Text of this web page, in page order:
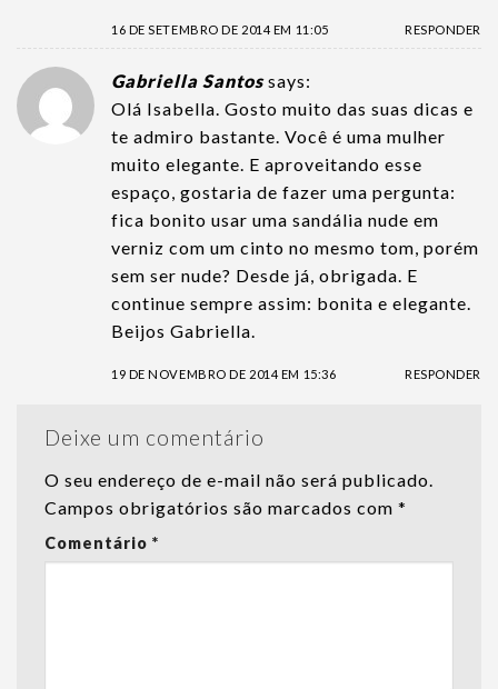
16 DE SETEMBRO DE 2014 EM 11:05 RESPONDER
Gabriella Santos says:
Olá Isabella. Gosto muito das suas dicas e
te admiro bastante. Você é uma mulher
muito elegante. E aproveitando esse
espaço, gostaria de fazer uma pergunta:
fica bonito usar uma sandália nude em
verniz com um cinto no mesmo tom, porém
sem ser nude? Desde já, obrigada. E
continue sempre assim: bonita e elegante.
Beijos Gabriella.
19 DE NOVEMBRO DE 2014 EM 15:36 RESPONDER
Deixe um comentário
O seu endereço de e-mail não será publicado.
Campos obrigatórios são marcados com *
Comentário *